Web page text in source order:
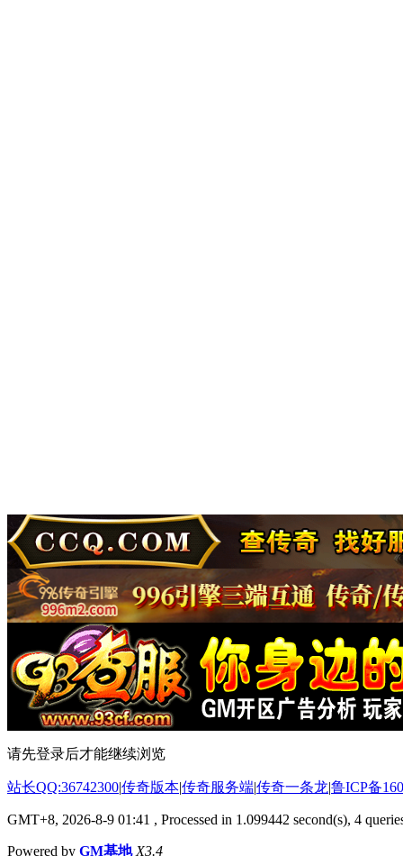
请先登录后才能继续浏览
站长QQ:36742300|传奇版本|传奇服务端|传奇一条龙|鲁ICP备
GMT+8, 2026-8-9 01:41 , Processed in 1.099442 second(s), 4
Powered by GM基地 X3.4